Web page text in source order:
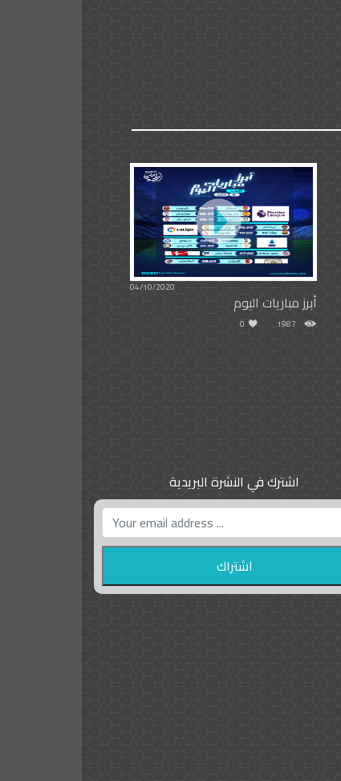
04/10/2020
أبرز مباريات اليوم
1987
0
اشترك في النشرة البريدية